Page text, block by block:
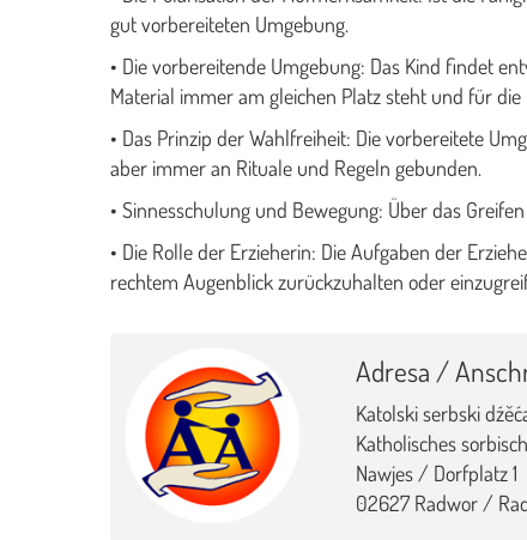
gut vorbereiteten Umgebung.
• Die vorbereitende Umgebung: Das Kind findet
Material immer am gleichen Platz steht und für die
• Das Prinzip der Wahlfreiheit: Die vorbereitete
aber immer an Rituale und Regeln gebunden.
• Sinnesschulung und Bewegung: Über das
• Die Rolle der Erzieherin: Die Aufgaben der
rechtem Augenblick zurückzuhalten oder
Adresa /
Katolski serbski
Katholisches
Nawjes / Dorfplatz 1
02627 Radwor /